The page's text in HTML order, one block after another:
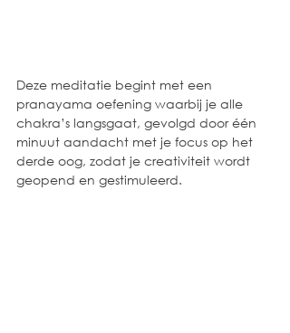
Deze meditatie begint met een
pranayama oefening waarbij je alle
chakra’s langsgaat, gevolgd door één
minuut aandacht met je focus op het
derde oog, zodat je creativiteit wordt
geopend en gestimuleerd.